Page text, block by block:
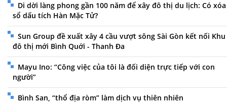
Di dời làng phong gần 100 năm để xây đô thị du lịch: Có xóa
sổ dấu tích Hàn Mặc Tử?
Sun Group đề xuất xây 4 cầu vượt sông Sài Gòn kết nối Khu
đô thị mới Bình Quới - Thanh Đa
Mayu Ino: “Công việc của tôi là đối diện trực tiếp với con
người”
Bình San, “thổ địa ròm” làm dịch vụ thiên nhiên